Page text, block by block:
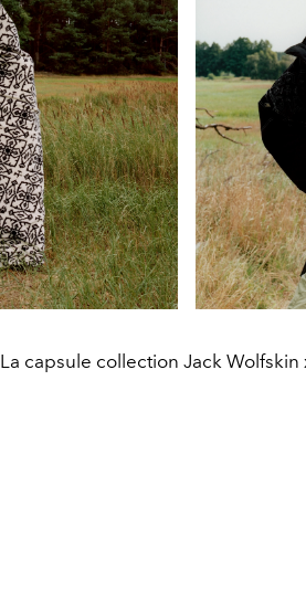
La capsule collection Jack Wolfskin